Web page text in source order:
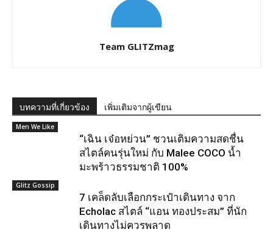
Team GLITZmag
บทความที่เกี่ยวข้อง เพิ่มเติมจากผู้เขียน
Men We Like
“เฉิน เจ๋อหย่วน” ชวนเติมความสดชื่น
สไตล์คนรุ่นใหม่ กับ Malee COCO น้ำ
มะพร้าวธรรมชาติ 100%
Glitz Gossip
7 เคล็ดลับเลือกกระเป๋าเดินทาง จาก
Echolac สไตล์ “แอน ทองประสม” ที่นัก
เดินทางไม่ควรพลาด